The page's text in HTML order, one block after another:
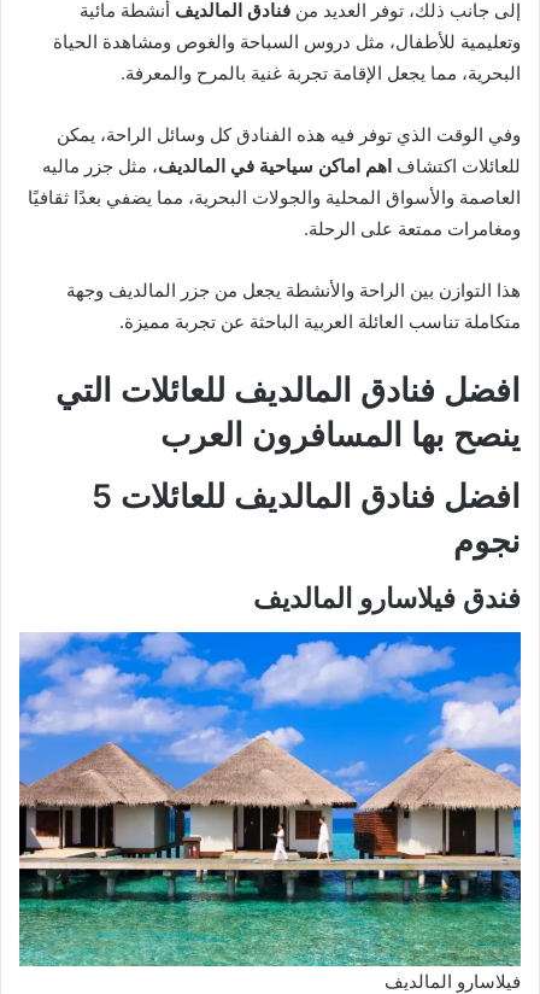
إلى جانب ذلك، توفر العديد من فنادق المالديف أنشطة مائية
وتعليمية للأطفال، مثل دروس السباحة والغوص ومشاهدة الحياة
البحرية، مما يجعل الإقامة تجربة غنية بالمرح والمعرفة.
وفي الوقت الذي توفر فيه هذه الفنادق كل وسائل الراحة، يمكن
للعائلات اكتشاف اهم اماكن سياحية في المالديف، مثل جزر ماليه
العاصمة والأسواق المحلية والجولات البحرية، مما يضفي بعدًا ثقافيًا
ومغامرات ممتعة على الرحلة.
هذا التوازن بين الراحة والأنشطة يجعل من جزر المالديف وجهة
متكاملة تناسب العائلة العربية الباحثة عن تجربة مميزة.
افضل فنادق المالديف للعائلات التي
ينصح بها المسافرون العرب
افضل فنادق المالديف للعائلات 5
نجوم
فندق فيلاسارو المالديف
فيلاسارو المالديف